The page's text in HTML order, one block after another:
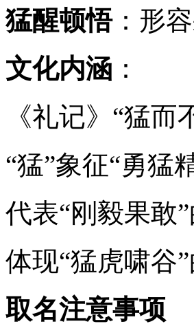
猛醒顿悟：形
文化内涵 ：
《礼记》“猛
“猛”象征“勇猛
代表“刚毅果敢
体现“猛虎啸谷
取名注意事项